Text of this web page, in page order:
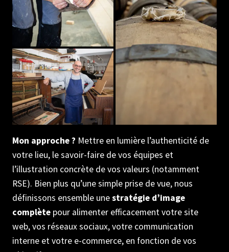
Mon approche ? Mettre en lumière l’authenticité de
votre lieu, le savoir-faire de vos équipes et
l’illustration concrète de vos valeurs (notamment
RSE). Bien plus qu’une simple prise de vue, nous
définissons ensemble unestratégie d’image
complète pour alimenter efficacement votre site
web, vos réseaux sociaux, votre communication
interne et votre e-commerce, en fonction de vos